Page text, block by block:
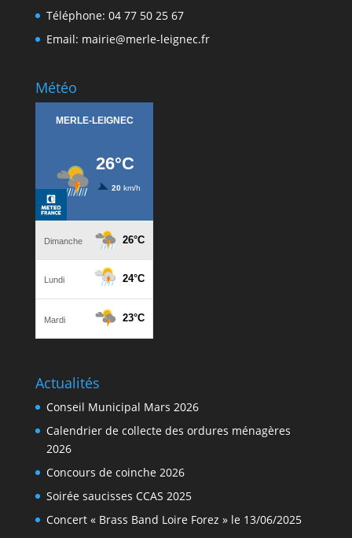
Téléphone: 04 77 50 25 67
Email: mairie@merle-leignec.fr
Météo
Actualités
Conseil Municipal Mars 2026
Calendrier de collecte des ordures ménagères
2026
Concours de coinche 2026
Soirée saucisses CCAS 2025
Concert « Brass Band Loire Forez » le 13/06/2025